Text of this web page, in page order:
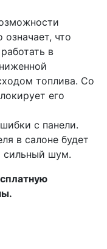
что
в
топлива. Со
его
с панели.
в салоне будет
сильный шум.